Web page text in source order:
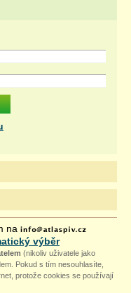
na
výběr
(nikoliv uživatele jako
Pokud s tím nesouhlasíte,
protože cookies se používají